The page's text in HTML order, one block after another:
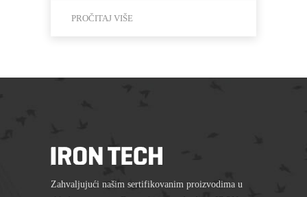
PROČITAJ VIŠE
Zahvaljujući našim sertifikovanim proizvodima u